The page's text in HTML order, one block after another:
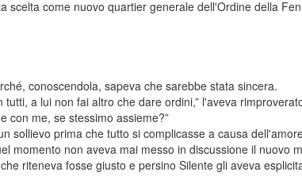
scelta come nuovo quartier generale dell'Ordine della
conoscendola, sapeva che sarebbe stata sincera.
a lui non fai altro che dare ordini,” l'aveva
con me, se stessimo assieme?”
sollievo prima che tutto si complicasse a causa
momento non aveva mai messo in discussione il nuovo
riteneva fosse giusto e persino Silente gli aveva